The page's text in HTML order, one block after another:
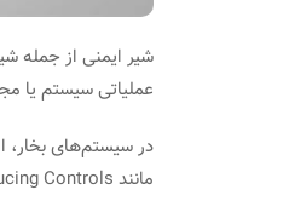
شیر ایمنی از جمله
عملیاتی سیستم یا
در سیستم‌های بخار،
مانند Downstream of Pressure Reducing Controls استفاده می‌شود